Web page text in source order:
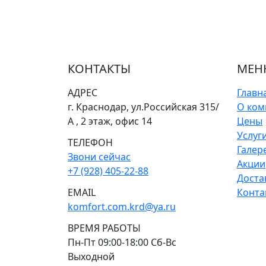
КОНТАКТЫ
АДРЕС
г. Краснодар, ул.Российская 315/
А , 2 этаж, офис 14
ТЕЛЕФОН
Звони сейчас
+7 (928) 405-22-88
EMAIL
komfort.com.krd@ya.ru
ВРЕМЯ РАБОТЫ
Пн-Пт 09:00-18:00 Сб-Вс
Выходной
О
Цены
Акции